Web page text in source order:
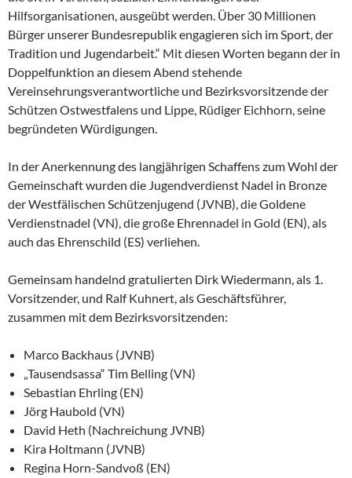
Hilfsorganisationen, ausgeübt werden. Über 30 Millionen
Bürger unserer Bundesrepublik engagieren sich im Sport, der
Tradition und Jugendarbeit.“ Mit diesen Worten begann der in
Doppelfunktion an diesem Abend stehende
Vereinsehrungsverantwortliche und Bezirksvorsitzende der
Schützen Ostwestfalens und Lippe, Rüdiger Eichhorn, seine
begründeten Würdigungen.
In der Anerkennung des langjährigen Schaffens zum Wohl der
Gemeinschaft wurden die Jugendverdienst Nadel in Bronze
der Westfälischen Schützenjugend (JVNB), die Goldene
Verdienstnadel (VN), die große Ehrennadel in Gold (EN), als
auch das Ehrenschild (ES) verliehen.
Gemeinsam handelnd gratulierten Dirk Wiedermann, als 1.
Vorsitzender, und Ralf Kuhnert, als Geschäftsführer,
zusammen mit dem Bezirksvorsitzenden:
Marco Backhaus (JVNB)
„Tausendsassa“ Tim Belling (VN)
Sebastian Ehrling (EN)
Jörg Haubold (VN)
David Heth (Nachreichung JVNB)
Kira Holtmann (JVNB)
Regina Horn-Sandvoß (EN)